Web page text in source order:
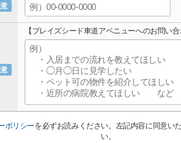
【プレイズシード車道アベニューへのお問い合
ポリシーを必ずお読みください。左記内容に同意い
い。